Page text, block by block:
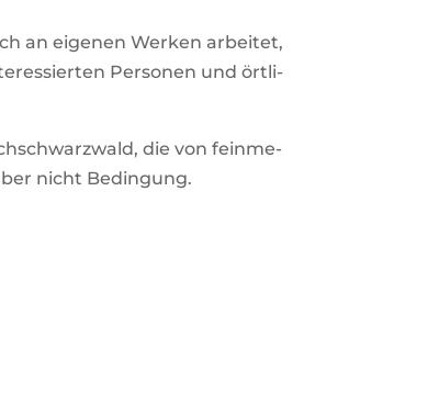
an eigenen Werken arbeitet,
Per­sonen und ört­li­
die von fein­me­
nicht Bedingung.